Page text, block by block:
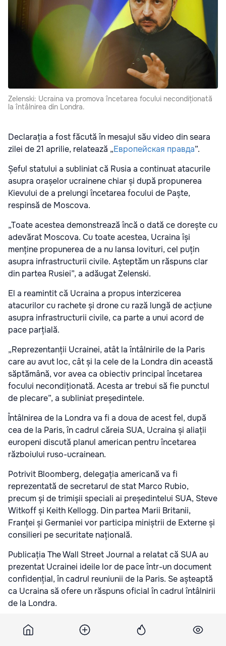
Zelenski: Ucraina va promova încetarea focului necondiționată
la întâlnirea din Londra.
Declarația a fost făcută în mesajul său video din seara
zilei de 21 aprilie, relatează „Европейская правда”.
Șeful statului a subliniat că Rusia a continuat atacurile
asupra orașelor ucrainene chiar și după propunerea
Kievului de a prelungi încetarea focului de Paște,
respinsă de Moscova.
„Toate acestea demonstrează încă o dată ce dorește cu
adevărat Moscova. Cu toate acestea, Ucraina își
menține propunerea de a nu lansa lovituri, cel puțin
asupra infrastructurii civile. Așteptăm un răspuns clar
din partea Rusiei”, a adăugat Zelenski.
El a reamintit că Ucraina a propus interzicerea
atacurilor cu rachete și drone cu rază lungă de acțiune
asupra infrastructurii civile, ca parte a unui acord de
pace parțială.
„Reprezentanții Ucrainei, atât la întâlnirile de la Paris
care au avut loc, cât și la cele de la Londra din această
săptămână, vor avea ca obiectiv principal încetarea
focului necondiționată. Acesta ar trebui să fie punctul
de plecare”, a subliniat președintele.
Întâlnirea de la Londra va fi a doua de acest fel, după
cea de la Paris, în cadrul căreia SUA, Ucraina și aliații
europeni discută planul american pentru încetarea
războiului ruso-ucrainean.
Potrivit Bloomberg, delegația americană va fi
reprezentată de secretarul de stat Marco Rubio,
precum și de trimișii speciali ai președintelui SUA, Steve
Witkoff și Keith Kellogg. Din partea Marii Britanii,
Franței și Germaniei vor participa miniștrii de Externe și
consilieri pe securitate națională.
Publicația The Wall Street Journal a relatat că SUA au
prezentat Ucrainei ideile lor de pace într-un document
confidențial, în cadrul reuniunii de la Paris. Se așteaptă
ca Ucraina să ofere un răspuns oficial în cadrul întâlnirii
de la Londra.
Potrivit sursei citate, propunerile SUA ar include
recunoașterea de facto a anexării Crimeei de către